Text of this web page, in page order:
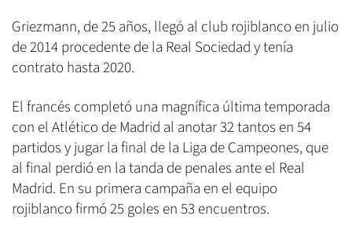
Griezmann, de 25 años, llegó al club rojiblanco en julio
de 2014 procedente de la Real Sociedad y tenía
contrato hasta 2020.
El francés completó una magnífica última temporada
con el Atlético de Madrid al anotar 32 tantos en 54
partidos y jugar la final de la Liga de Campeones, que
al final perdió en la tanda de penales ante el Real
Madrid. En su primera campaña en el equipo
rojiblanco firmó 25 goles en 53 encuentros.